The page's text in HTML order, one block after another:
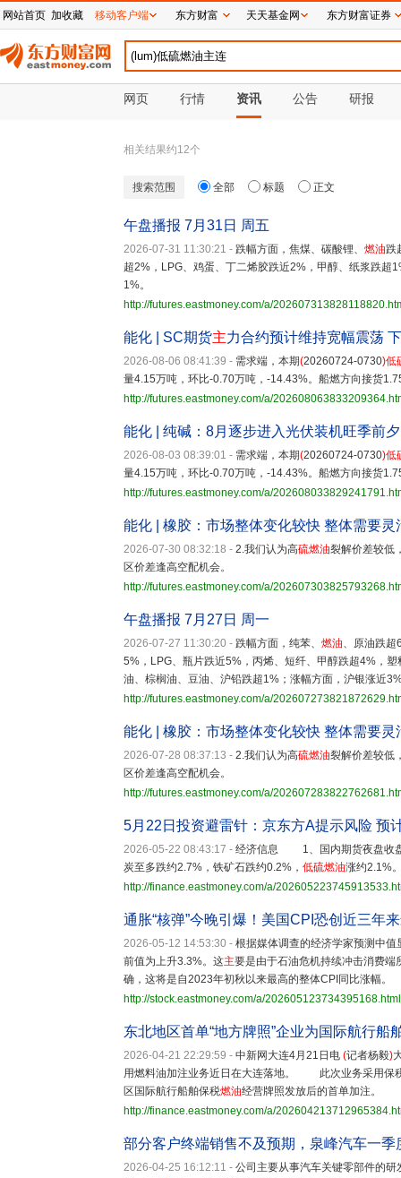
网页 行情 资讯 公告 研报
相关结果约12个
搜索范围 全部 标题 正文
午盘播报 7月31日 周五
2026-07-31 11:30:21 - 跌幅方面，焦煤、碳酸锂、 燃油跌
超2%，LPG、鸡蛋、丁二烯胶跌近2%，甲醇、纸浆跌
1%。
http://futures.eastmoney.com/a/
能化 | SC期货主力合约预计维持宽幅震荡
2026-08-06 08:41:39 - 需求端，本期(20260724-0730)低
量4.15万吨，环比-0.70万吨，-14.43%。船燃方向接货
http://futures.eastmoney.com/a/
能化 | 纯碱：8月逐步进入光伏装机旺季前
2026-08-03 08:39:01 - 需求端，本期(20260724-0730)低
量4.15万吨，环比-0.70万吨，-14.43%。船燃方向接货
http://futures.eastmoney.com/a/
能化 | 橡胶：市场整体变化较快 整体需要灵
2026-07-30 08:32:18 - 2.我们认为高硫燃油裂解价差较低
区价差逢高空配机会。
http://futures.eastmoney.com/a/
午盘播报 7月27日 周一
2026-07-27 11:30:20 - 跌幅方面，纯苯、 燃油、原油跌超
5%，LPG、瓶片跌近5%，丙烯、短纤、甲醇跌超4%，
油、棕榈油、豆油、沪铅跌超1%；涨幅方面，沪银涨近
http://futures.eastmoney.com/a/
能化 | 橡胶：市场整体变化较快 整体需要灵
2026-07-28 08:37:13 - 2.我们认为高硫燃油裂解价差较低
区价差逢高空配机会。
http://futures.eastmoney.com/a/
5月22日投资避雷针：京东方A提示风险 预
2026-05-22 08:43:17 - 经济信息 1、国内期货夜盘收盘
炭至多跌约2.7%，铁矿石跌约0.2%， 低硫燃油涨约2.1%
http://finance.eastmoney.com/a/
通胀“核弹”今晚引爆！美国CPI恐创近三年
2026-05-12 14:53:30 - 根据媒体调查的经济学家预测中
前值为上升3.3%。这主要是由于石油危机持续冲击消费
确，这将是自2023年初秋以来最高的整体CPI同比涨幅。
http://stock.eastmoney.com/a/202605123734395168.html
东北地区首单“地方牌照”企业为国际航行船
2026-04-21 22:29:59 - 中新网大连4月21日电 (记者杨毅)
用燃料油加注业务近日在大连落地。 此次业务采用保
区国际航行船舶保税燃油经营牌照发放后的首单加注。
http://finance.eastmoney.com/a/
部分客户终端销售不及预期，泉峰汽车一
2026-04-25 16:12:11 - 公司主要从事汽车关键零部件的
网站首页 加收藏 移动客户端 东方财富 天天基金网 东方财富证券